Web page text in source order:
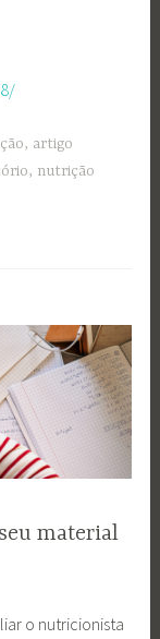
, artigo
, nutrição
material
o nutricionista